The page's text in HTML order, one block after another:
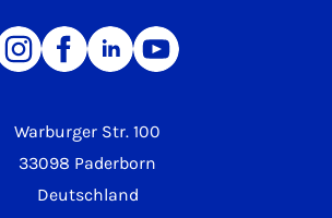
Warburger Str. 100
33098 Paderborn
Deutschland